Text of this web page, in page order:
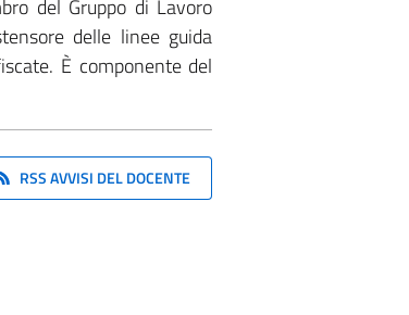
del Gruppo di Lavoro
delle linee guida
È componente del
RSS AVVISI DEL DOCENTE